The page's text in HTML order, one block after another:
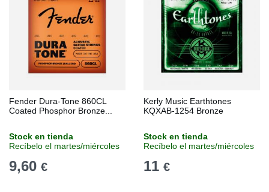
Fender Dura-Tone 860CL
Coated Phosphor Bronze...
Stock en tienda
Recíbelo el martes/miércoles
9,60 €
Kerly Music Earthtones
KQXAB-1254 Bronze
Stock en tienda
Recíbelo el martes/miércoles
11 €